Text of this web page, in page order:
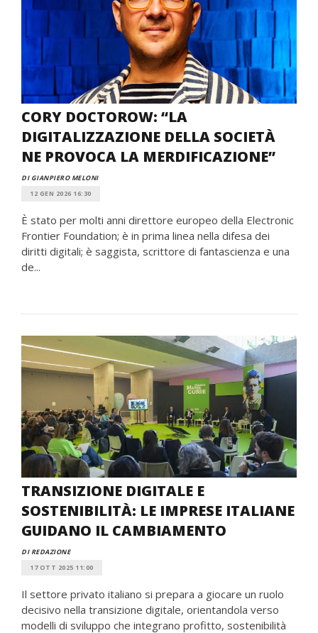
CORY DOCTOROW: “LA
DIGITALIZZAZIONE DELLA SOCIETÀ
NE PROVOCA LA MERDIFICAZIONE”
DI GIANPIERO MELONI
12 GEN 2026 16:30
È stato per molti anni direttore europeo della Electronic
Frontier Foundation; è in prima linea nella difesa dei
diritti digitali; è saggista, scrittore di fantascienza e una
de...
TRANSIZIONE DIGITALE E
SOSTENIBILITÀ: LE IMPRESE ITALIANE
GUIDANO IL CAMBIAMENTO
DI REDAZIONE
17 OTT 2025 11:00
Il settore privato italiano si prepara a giocare un ruolo
decisivo nella transizione digitale, orientandola verso
modelli di sviluppo che integrano profitto, sostenibilità